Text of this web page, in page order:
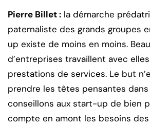
Pierre Billet : la démarche
paternaliste des grands groupes
up existe de moins en moins.
d’entreprises travaillent avec
prestations de services. Le but
prendre les têtes pensantes
conseillons aux start-up de bien
compte en amont les besoins